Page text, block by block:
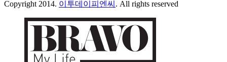
Copyright 2014. 이투데이피엔씨 . All rights reserved